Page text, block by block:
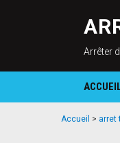
Arrêter
Accueil > arret